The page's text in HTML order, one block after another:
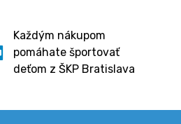
Každým nákupom
pomáhate športovať
deťom z ŠKP Bratislava